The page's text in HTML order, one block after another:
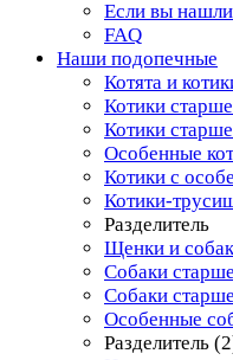
Если вы
FAQ
Наши подопечные
Котята и
Котики
Котики
Особенные
Котики с
Котики-
Разделитель
Щенки и
Собаки
Собаки
Особенные
Разделитель